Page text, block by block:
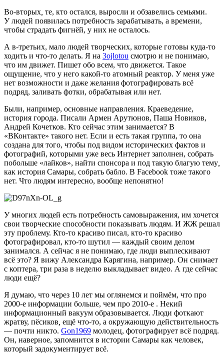
Во-вторых, те, кто остался, выросли и обзавелись семьями.
У людей появилась потребность зарабатывать, а времени,
чтобы страдать фигнёй, у них не осталось.
А в-третьих, мало людей творческих, которые готовы куда-то
ходить и что-то делать. Я на 3ojlotou смотрю и не понимаю,
что им движет. Пишет обо всем, что движется. Такое
ощущение, что у него какой-то атомный реактор. У меня уже
нет возможности и даже желания фотографировать всё
подряд, заливать фотки, обрабатывая или нет.
Были, например, основные направления. Краеведение,
история города. Писали Армен Арутюнов, Паша Новиков,
Андрей Кочетков. Кто сейчас этим занимается? В
«ВКонтакте» такого нет. Если и есть такая группа, то она
создана для того, чтобы под видом исторических фактов и
фотографий, которыми уже весь Интернет заполнен, собрать
побольше «лайков», найти спонсора и под такую благую тему,
как история Самары, собрать бабло. В Facebook тоже такого
нет. Что людям интересно, вообще непонятно!
У многих людей есть потребность самовыражения, им хочется
свои творческие способности показывать людям. И ЖЖ решал
эту проблему. Кто-то красиво писал, кто-то красиво
фотографировал, кто-то шутил — каждый своим делом
занимался. А сейчас я не понимаю, где люди выплескивают
всё это? Я вижу Александра Карягина, например. Он снимает
с коптера, три раза в неделю выкладывает видео. А где сейчас
люди ещё?
Я думаю, что через 10 лет мы оглянемся и поймём, что про
2000-е информации больше, чем про 2010-е . Некий
информационный вакуум образовывается. Люди фоткают
жратву, пёсиков, ещё что-то, а окружающую действительность
— почти никто. Gon1969 молодец, фотографирует всё подряд.
Он, наверное, запомнится в истории Самары как человек,
который задокументирует всё.